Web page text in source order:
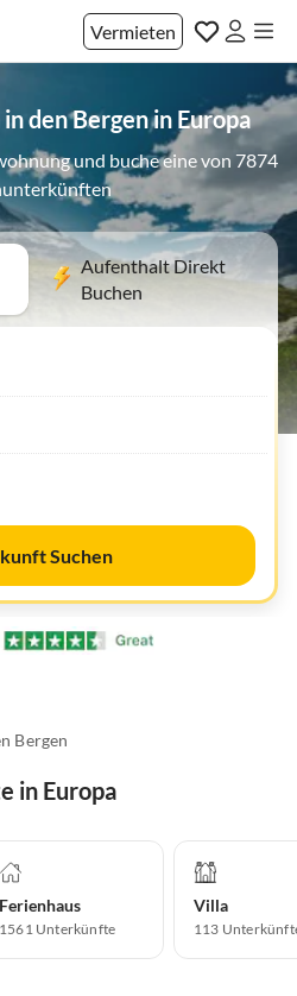
Vermieten
den Bergen in Europa
und buche eine von 7874
Aufenthalt Direkt
Buchen
Suchen
Bergen
in Europa
Ferienhaus
1561 Unterkünfte
Villa
113